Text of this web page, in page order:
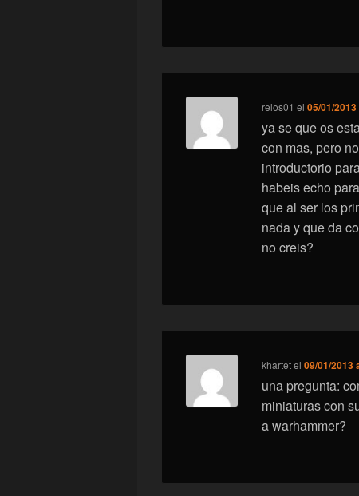
relos01 el05/01/
ya se que os
con mas, pero
introductorio
habeis echo
que al ser los
nada y que da
no creis?
khartetel09/01/2013
una pregunta:
miniaturas con
a warhammer?